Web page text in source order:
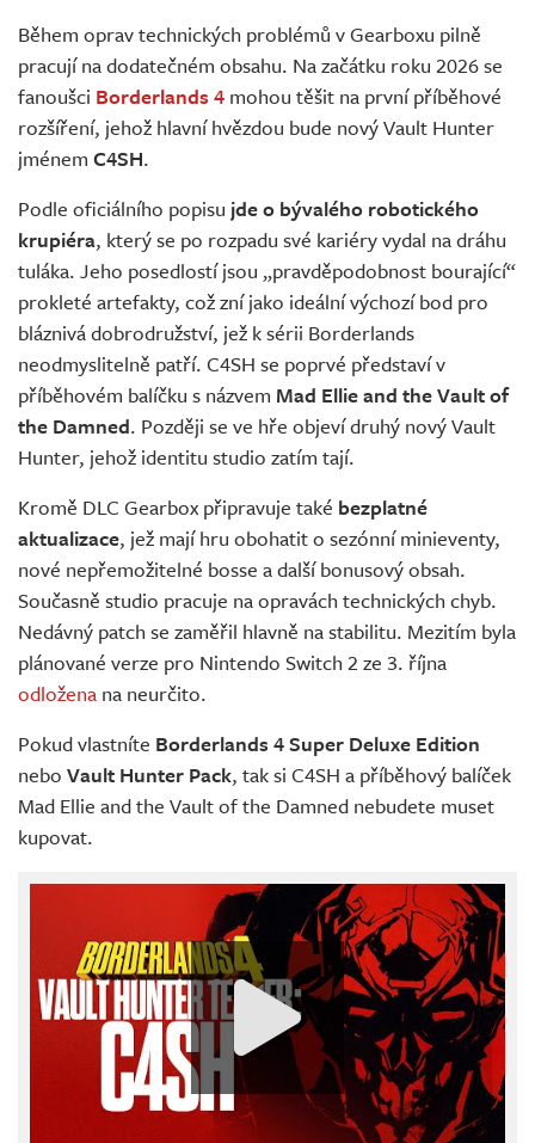
Živě
Během oprav technických problémů v Gearboxu pilně
pracují na dodatečném obsahu. Na začátku roku 2026 se
fanoušci Borderlands 4 mohou těšit na první příběhové
rozšíření, jehož hlavní hvězdou bude nový Vault Hunter
jménem C4SH.
Podle oficiálního popisu jde o bývalého robotického
krupiéra, který se po rozpadu své kariéry vydal na dráhu
tuláka. Jeho posedlostí jsou „pravděpodobnost bourající“
prokleté artefakty, což zní jako ideální výchozí bod pro
bláznivá dobrodružství, jež k sérii Borderlands
neodmyslitelně patří. C4SH se poprvé představí v
příběhovém balíčku s názvem Mad Ellie and the Vault of
the Damned. Později se ve hře objeví druhý nový Vault
Hunter, jehož identitu studio zatím tají.
Kromě DLC Gearbox připravuje také bezplatné
aktualizace, jež mají hru obohatit o sezónní minieventy,
nové nepřemožitelné bosse a další bonusový obsah.
Současně studio pracuje na opravách technických chyb.
Nedávný patch se zaměřil hlavně na stabilitu. Mezitím byla
plánované verze pro Nintendo Switch 2 ze 3. října
odložena na neurčito.
Pokud vlastníte Borderlands 4 Super Deluxe Edition
nebo Vault Hunter Pack, tak si C4SH a příběhový balíček
Mad Ellie and the Vault of the Damned nebudete muset
kupovat.